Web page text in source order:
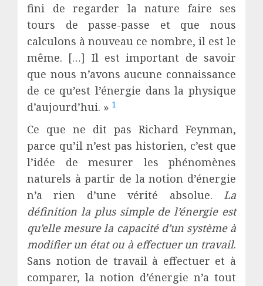
fini de regarder la nature faire ses
tours de passe-passe et que nous
calculons à nouveau ce nombre, il est le
même. […] Il est important de savoir
que nous n’avons aucune connaissance
de ce qu’est l’énergie dans la physique
d’aujourd’hui. » 1
Ce que ne dit pas Richard Feynman,
parce qu’il n’est pas historien, c’est que
l’idée de mesurer les phénomènes
naturels à partir de la notion d’énergie
n’a rien d’une vérité absolue. La
définition la plus simple de l’énergie est
qu’elle mesure la capacité d’un système à
modifier un état ou à effectuer un travail.
Sans notion de travail à effectuer et à
comparer, la notion d’énergie n’a tout